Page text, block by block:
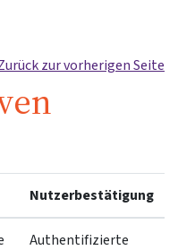
zur vorherigen Seite
Nutzerbestätigung
Authentifizierte